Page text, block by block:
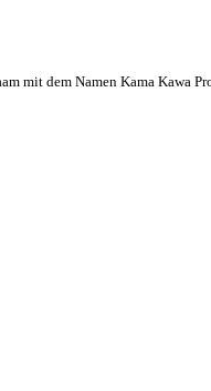
mit dem Namen Kama Kawa